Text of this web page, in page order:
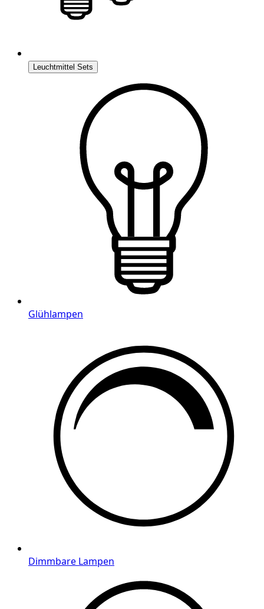
Leuchtmittel Sets
Glühlampen
Dimmbare Lampen